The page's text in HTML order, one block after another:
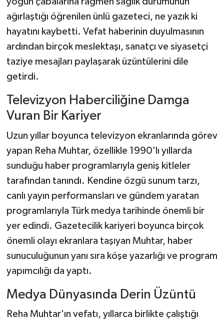
ağırlaştığı öğrenilen ünlü gazeteci, ne yazık ki
hayatını kaybetti. Vefat haberinin duyulmasının
ardından birçok meslektaşı, sanatçı ve siyasetçi
taziye mesajları paylaşarak üzüntülerini dile
getirdi.
Televizyon Haberciliğine Damga
Vuran Bir Kariyer
Uzun yıllar boyunca televizyon ekranlarında görev
yapan Reha Muhtar, özellikle 1990'lı yıllarda
sunduğu haber programlarıyla geniş kitleler
tarafından tanındı. Kendine özgü sunum tarzı,
canlı yayın performansları ve gündem yaratan
programlarıyla Türk medya tarihinde önemli bir
yer edindi. Gazetecilik kariyeri boyunca birçok
önemli olayı ekranlara taşıyan Muhtar, haber
sunuculuğunun yanı sıra köşe yazarlığı ve program
yapımcılığı da yaptı.
Medya Dünyasında Derin Üzüntü
Reha Muhtar'ın vefatı, yıllarca birlikte çalıştığı